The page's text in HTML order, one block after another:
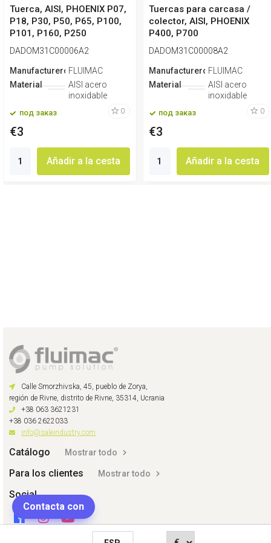
Tuerca, AISI, PHOENIX P07,
P18, P30, P50, P65, P100,
P101, P160, P250
DADOM31C00006A2
Manufacturero FLUIMAC
Material
AISI acero
inoxidable
под заказ 0
€3
Añadir a la cesta
Tuercas para carcasa /
colector, AISI, PHOENIX
P400, P700
DADOM31C00008A2
Manufacturero FLUIMAC
Material
AISI acero
inoxidable
под заказ 0
€3
Añadir a la cesta
Calle Smorzhivska, 45, pueblo de Zorya,
región de Rivne, distrito de Rivne, 35314, Ucrania
+38 063 3621231
+38 036 2622033
info@saleindustry.com
Catálogo Mostrar todo
Para los clientes Mostrar todo
Social
Contacta con